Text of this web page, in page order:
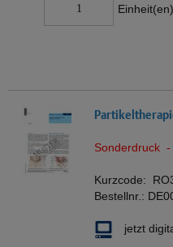
Einheit(en)
Sonderdruck -
Kurzcode:
Bestellnr.:
jetzt